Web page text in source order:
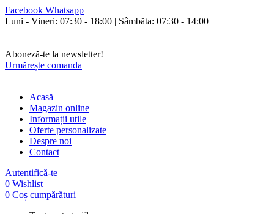
Facebook Whatsapp
Luni - Vineri: 07:30 - 18:00 | Sâmbăta: 07:30 - 14:00
Aboneză-te la newsletter!
Urmărește comanda
Acasă
Magazin online
Informații utile
Oferte personalizate
Despre noi
Contact
Autentifică-te
0 Wishlist
0 Coș cumpărături